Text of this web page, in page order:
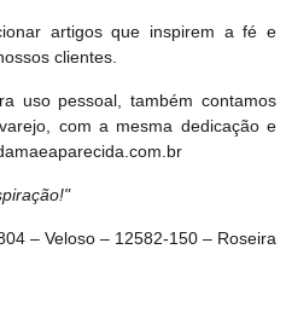
artigos que inspirem a fé e
clientes.
uso pessoal, também contamos
com a mesma dedicação e
– Veloso – 12582-150 – Roseira